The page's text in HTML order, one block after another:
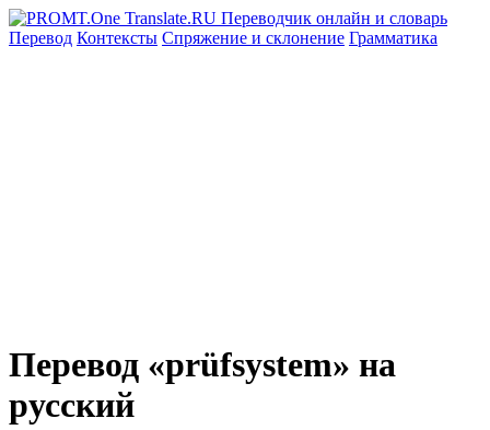
Перевод Контексты Спряжение и склонение Грамматика
Перевод «prüfsystem» на
русский